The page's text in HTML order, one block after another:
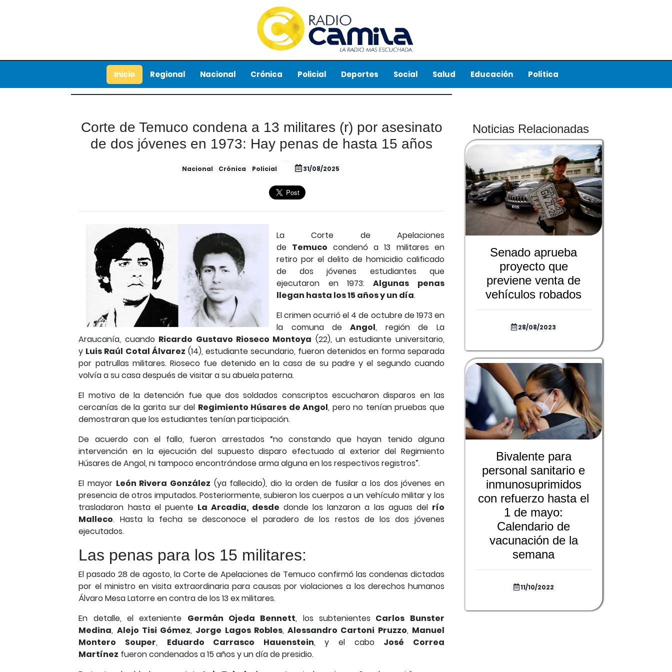
Inicio Regional Nacional Crónica Policial Deportes Social Salud Educación Política
Corte de Temuco condena a 13 militares (r) por asesinato
de dos jóvenes en 1973: Hay penas de hasta 15 años
Nacional Crónica Policial 31/08/2025
La Corte de Apelaciones
de Temuco condenó a 13 militares en
retiro por el delito de homicidio calificado
de dos jóvenes estudiantes que
ejecutaron en 1973:Algunas penas
llegan hasta los 15 años y un día.
El crimen ocurrió el 4 de octubre de 1973 en
la comuna deAngol, región de La
Araucanía, cuando Ricardo Gustavo Rioseco Montoya (22), un estudiante universitario,
y Luis Raúl Cotal Álvarez (14), estudiante secundario, fueron detenidos en forma separada
por patrullas militares. Rioseco fue detenido en la casa de su padre y el segundo cuando
volvía a su casa después de visitar a su abuela paterna.
El motivo de la detención fue que dos soldados conscriptos escucharon disparos en las
cercanías de la garita sur del Regimiento Húsares de Angol, pero no tenían pruebas que
demostraran que los estudiantes tenían participación.
De acuerdo con el fallo, fueron arrestados “no constando que hayan tenido alguna
intervención en la ejecución del supuesto disparo efectuado al exterior del Regimiento
Húsares de Angol, ni tampoco encontrándose arma alguna en los respectivos registros”.
El mayor León Rivera González (ya fallecido), dio la orden de fusilar a los dos jóvenes en
presencia de otros imputados. Posteriormente, subieron los cuerpos a un vehículo militar y los
trasladaron hasta el puente La Arcadia, desde donde los lanzaron a las aguas del río
Malleco. Hasta la fecha se desconoce el paradero de los restos de los dos jóvenes
ejecutados.
Las penas para los 15 militares:
El pasado 28 de agosto, la Corte de Apelaciones de Temuco confirmó las condenas dictadas
por el ministro en visita extraordinaria para causas por violaciones a los derechos humanos
Álvaro Mesa Latorre en contra de los 13 ex militares.
En detalle, el exteniente Germán Ojeda Bennett, los subtenientes Carlos Bunster
Medina, Alejo Tisi Gómez, Jorge Lagos Robles,Alessandro Cartoni Pruzzo, Manuel
Montero Souper, Eduardo Carrasco Hauenstein, y el cabo José Correa
Martínez fueron condenados a 15 años y un día de presidio.
Noticias Relacionadas
Senado aprueba
proyecto que
previene venta de
vehículos robados
28/08/2023
Bivalente para
personal sanitario e
inmunosuprimidos
con refuerzo hasta el
1 de mayo:
Calendario de
vacunación de la
semana
11/10/2022